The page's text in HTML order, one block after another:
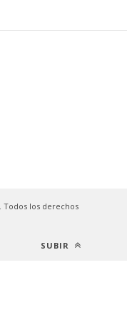
. Todos los derechos
SUBIR